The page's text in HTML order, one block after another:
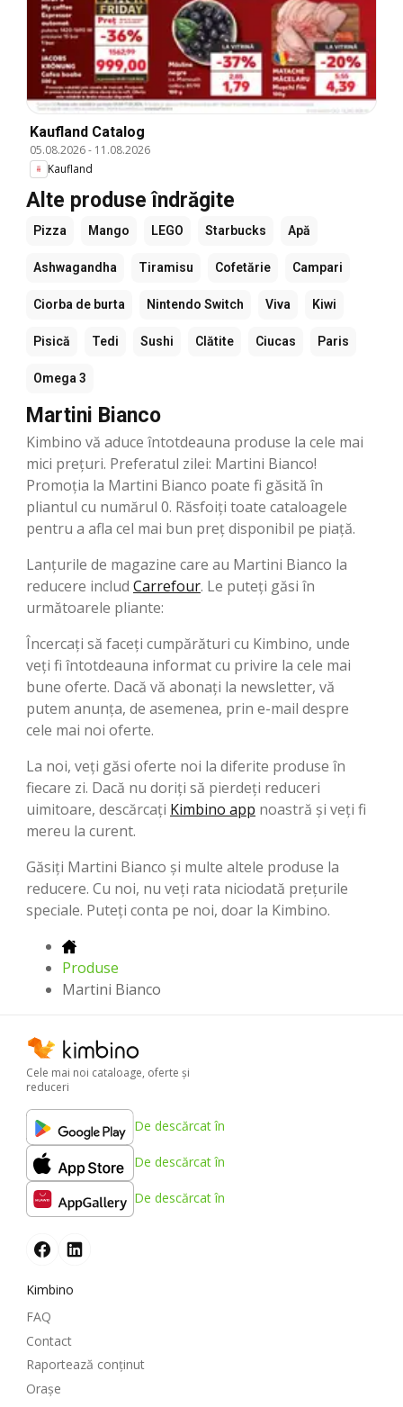
Kaufland Catalog
05.08.2026- 11.08.2026
Kaufland
Alte produse îndrăgite
Pizza Mango LEGO Starbucks Apă
Ashwagandha Tiramisu Cofetărie Campari
Ciorba de burta Nintendo Switch Viva Kiwi
Pisică Tedi Sushi Clătite Ciucas Paris
Omega 3
Martini Bianco
Kimbino vă aduce întotdeauna produse la cele mai
mici prețuri. Preferatul zilei: Martini Bianco!
Promoția la Martini Bianco poate fi găsită în
pliantul cu numărul 0. Răsfoiți toate cataloagele
pentru a afla cel mai bun preț disponibil pe piață.
Lanțurile de magazine care au Martini Bianco la
reducere includ Carrefour. Le puteți găsi în
următoarele pliante:
Încercați să faceți cumpărături cu Kimbino, unde
veți fi întotdeauna informat cu privire la cele mai
bune oferte. Dacă vă abonați la newsletter, vă
putem anunța, de asemenea, prin e-mail despre
cele mai noi oferte.
La noi, veți găsi oferte noi la diferite produse în
fiecare zi. Dacă nu doriți să pierdeți reduceri
uimitoare, descărcați Kimbino app noastră și veți fi
mereu la curent.
Găsiți Martini Bianco și multe altele produse la
reducere. Cu noi, nu veți rata niciodată preţurile
speciale. Puteți conta pe noi, doar la Kimbino.
Produse
Martini Bianco
Cele mai noi cataloage, oferte şi
reduceri
De descărcat în
De descărcat în
De descărcat în
Kimbino
FAQ
Contact
Raportează conținut
Oraşe